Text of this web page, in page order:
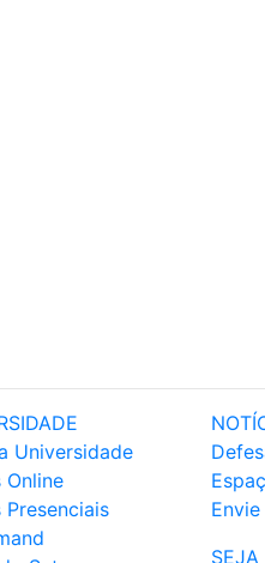
Universidade
Online
Presenciais